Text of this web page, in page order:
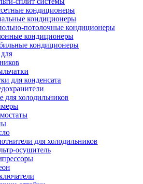
кондиционеры
кондиционеры
потолочные кондиционеры
кондиционеры
кондиционеры
для конденсата
для холодильников
для холодильников
осушитель